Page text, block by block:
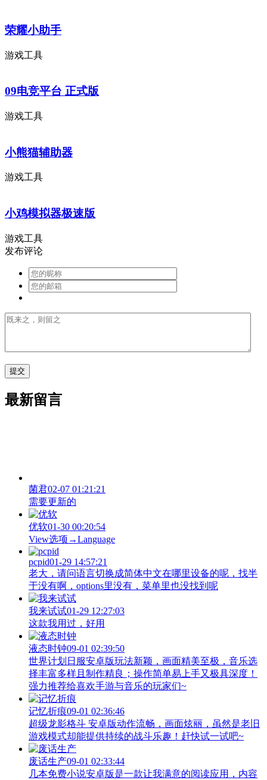
荣耀小助手
游戏工具
09电竞平台 正式版
游戏工具
小熊猫辅助器
游戏工具
小鸡模拟器极速版
游戏工具
发布评论
最新留言
菌君02-07 01:21:21
需要更新的
优软01-30 00:20:54
View‌选项→Language
pcpid01-29 14:57:21
老大，请问语言切换成简体中文在哪里设备的呢，找半
于没有啊，options里没有，菜单里也没找到呢
我来试试01-29 12:27:03
这款我用过，好用
液态时钟09-01 02:39:50
世界计划日服安卓版玩法新颖，画面精美至极，音乐选
择丰富多样且制作精良；操作简单易上手又极具深度！
强力推荐给喜欢手游与音乐的玩家们~
记忆折痕09-01 02:36:46
超级龙影格斗 安卓版动作流畅，画面炫丽，虽然是老旧
游戏模式却能提供持续的战斗乐趣！赶快试一试吧~
废话生产09-01 02:33:44
几本免费小说安卓版是一款让我满意的阅读应用，内容